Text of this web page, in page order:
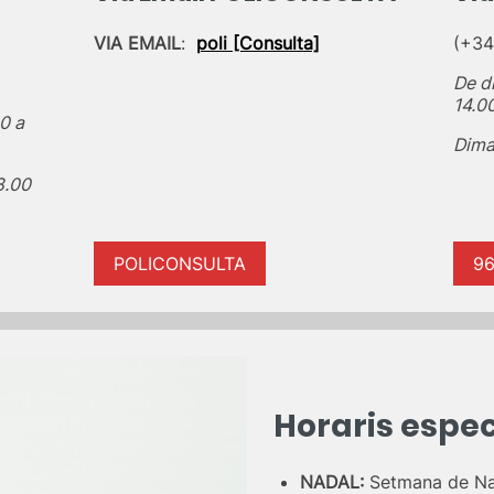
a
VIA EMAIL: poli [Consulta]
POLICONSULTA
De
Horaris
NADAL: Setmana de